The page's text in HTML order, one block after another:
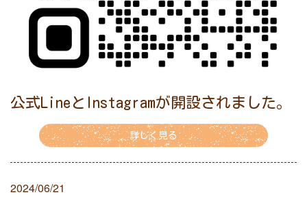
公式LineとInstagramが開設されました。
詳しく見る
2024/06/21